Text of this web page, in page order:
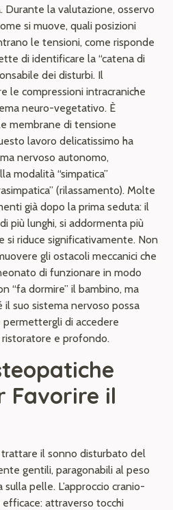
la valutazione, osservo
si muove, quali posizioni
le tensioni, come risponde
di identificare la “catena di
dei disturbi. Il
le compressioni intracraniche
neuro-vegetativo. È
membrane di tensione
lavoro delicatissimo ha
nervoso autonomo,
modalità “simpatica”
(rilassamento). Molte
già dopo la prima seduta: il
più lunghi, si addormenta più
si riduce significativamente. Non
gli ostacoli meccanici che
di funzionare in modo
“fa dormire” il bambino, ma
suo sistema nervoso possa
di accedere
e profondo.
Favorire il
il sonno disturbato del
gentili, paragonabili al peso
pelle. L’approccio cranio-
attraverso tocchi